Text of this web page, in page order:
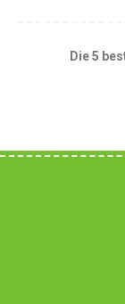
Die 5